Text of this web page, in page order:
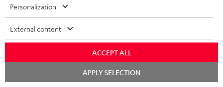
BLUETOOTH-LAUTSPRECHER
KOPFHÖRER
PARTNERPROGRAMM
BLOG
NEWSLETTER
STORES
SCHWEIZ
NIEDERLANDE
Personalization
External content
ACCEPT ALL
APPLY SELECTION